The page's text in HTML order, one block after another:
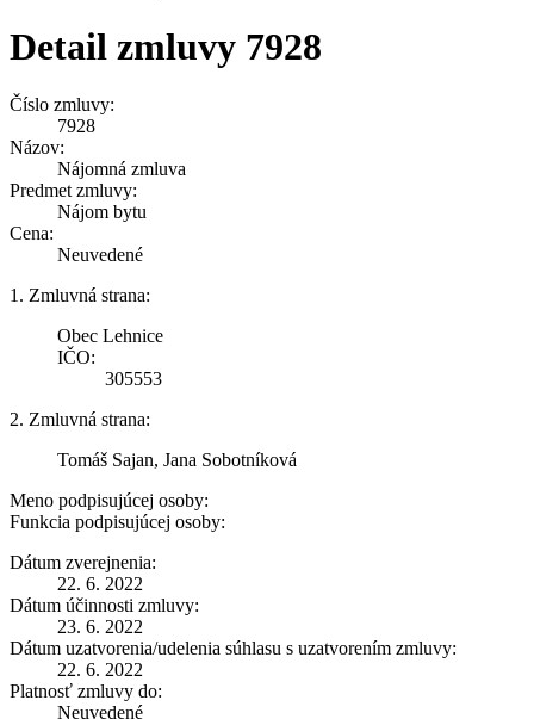
Detail zmluvy 7928
Číslo zmluvy:
7928
Názov:
Nájomná zmluva
Predmet zmluvy:
Nájom bytu
Cena:
Neuvedené
1. Zmluvná strana:
Obec Lehnice
IČO:
305553
2. Zmluvná strana:
Tomáš Sajan, Jana Sobotníková
Meno podpisujúcej osoby:
Funkcia podpisujúcej osoby:
Dátum zverejnenia:
22. 6. 2022
Dátum účinnosti zmluvy:
23. 6. 2022
Dátum uzatvorenia/udelenia súhlasu s uzatvorením zmluvy:
22. 6. 2022
Platnosť zmluvy do:
Neuvedené